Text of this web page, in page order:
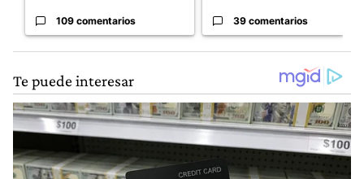
109 comentarios 39 comentarios